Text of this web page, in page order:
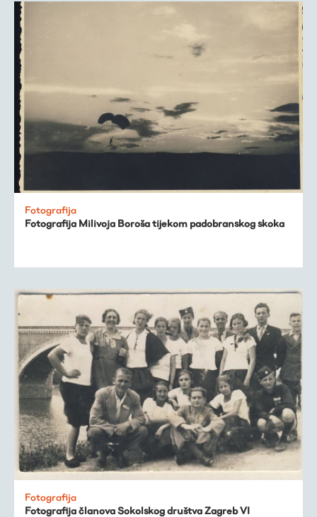
Fotografija
Fotografija Milivoja Boroša tijekom padobranskog skoka
Fotografija
Fotografija članova Sokolskog društva Zagreb VI